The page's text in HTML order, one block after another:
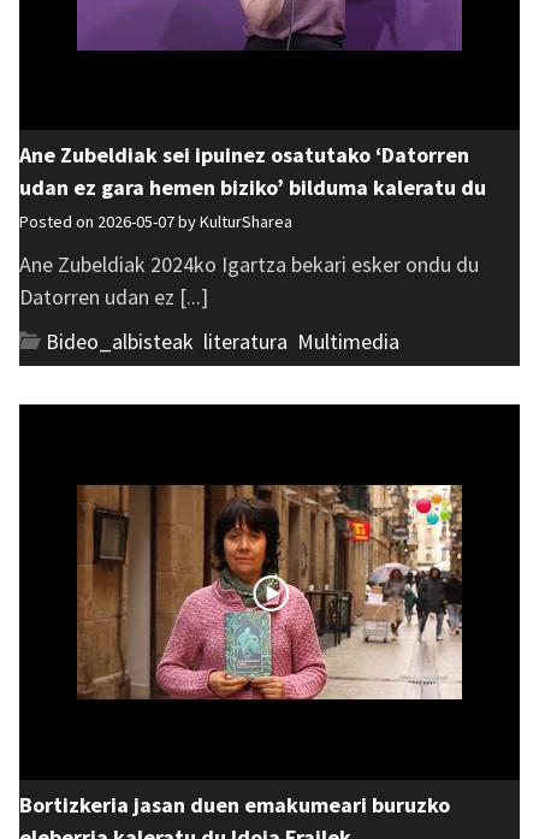
Ane Zubeldiak sei ipuinez osatutako ‘Datorren
udan ez gara hemen biziko’ bilduma kaleratu du
Posted on 2026-05-07 byKulturSharea
Ane Zubeldiak 2024ko Igartza bekari esker ondu du
Datorren udan ez [...]
Bideo_albisteak literatura Multimedia
Bortizkeria jasan duen emakumeari buruzko